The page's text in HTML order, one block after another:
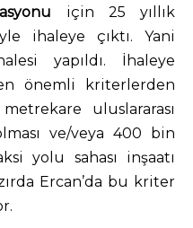
için 25 yıllık
ihaleye çıktı. Yani
yapıldı. İhaleye
önemli kriterlerden
uluslararası
ve/veya 400 bin
yolu sahası inşaatı
Ercan’da bu kriter